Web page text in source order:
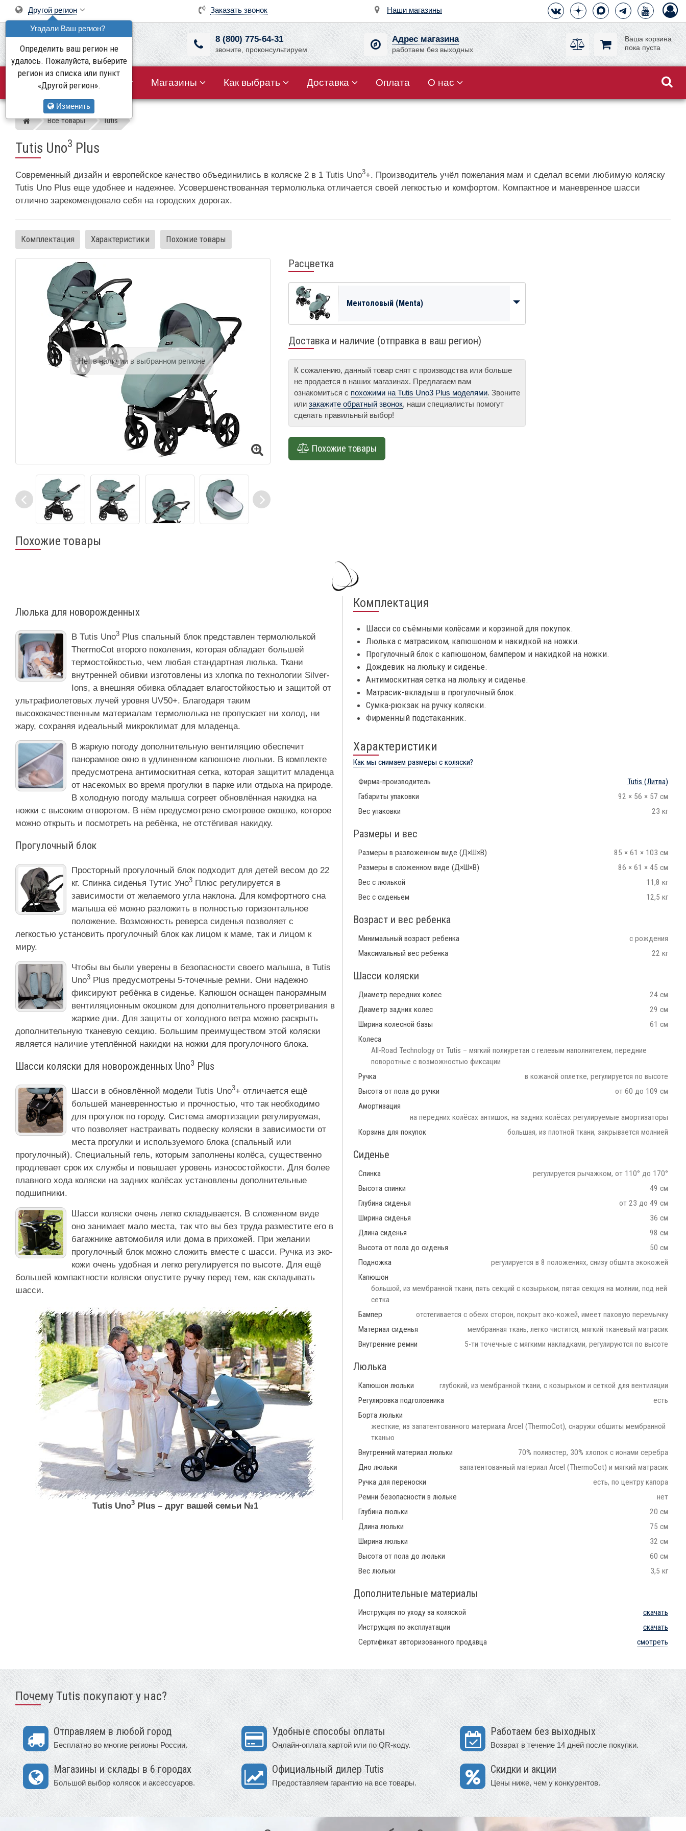
Заказать звонок Наши магазины
Другой регион
Угадали Ваш регион?
Определить ваш регион не
удалось. Пожалуйста, выберите
регион из списка или пункт
«Другой регион».
Изменить
8 (800) 775-64-31
звоните, проконсультируем
Адрес магазина
работаем без выходных
Ваша корзина
пока пуста
Все товары Акции Магазины Как выбрать Доставка Оплата О нас
Магазин детских колясок
Все товары Tutis
Tutis Uno3 Plus
Современный дизайн и европейское качество объединились в коляске 2 в 1 Tutis Uno3+. Производитель учёл пожелания мам и сделал всеми любимую коляску
Tutis Uno Plus еще удобнее и надежнее. Усовершенствованная термолюлька отличается своей легкостью и комфортом. Компактное и маневренное шасси
отлично зарекомендовало себя на городских дорогах.
Комплектация Характеристики Похожие товары
Расцветка
Ментоловый (Menta)
Доставка и наличие (отправка в ваш регион)
К сожалению, данный товар снят с производства или больше
не продается в наших магазинах. Предлагаем вам
ознакомиться с похожими на Tutis Uno3 Plus моделями. Звоните
или закажите обратный звонок, наши специалисты помогут
сделать правильный выбор!
Похожие товары
Похожие товары
Люлька для новорожденных
В Tutis Uno3 Plus спальный блок представлен термолюлькой
ThermoCot второго поколения, которая обладает большей
термостойкостью, чем любая стандартная люлька. Ткани
внутренней обивки изготовлены из хлопка по технологии Silver-
Ions, а внешняя обивка обладает влагостойкостью и защитой от
ультрафиолетовых лучей уровня UV50+. Благодаря таким
высококачественным материалам термолюлька не пропускает ни холод, ни
жару, сохраняя идеальный микроклимат для младенца.
В жаркую погоду дополнительную вентиляцию обеспечит
панорамное окно в удлиненном капюшоне люльки. В комплекте
предусмотрена антимоскитная сетка, которая защитит младенца
от насекомых во время прогулки в парке или отдыха на природе.
В холодную погоду малыша согреет обновлённая накидка на
ножки с высоким отворотом. В нём предусмотрено смотровое окошко, которое
можно открыть и посмотреть на ребёнка, не отстёгивая накидку.
Прогулочный блок
Просторный прогулочный блок подходит для детей весом до 22
кг. Спинка сиденья Тутис Уно3 Плюс регулируется в
зависимости от желаемого угла наклона. Для комфортного сна
малыша её можно разложить в полностью горизонтальное
положение. Возможность реверса сиденья позволяет с
легкостью установить прогулочный блок как лицом к маме, так и лицом к
миру.
Чтобы вы были уверены в безопасности своего малыша, в Tutis
Uno3 Plus предусмотрены 5-точечные ремни. Они надежно
фиксируют ребёнка в сиденье. Капюшон оснащен панорамным
вентиляционным окошком для дополнительного проветривания в
жаркие дни. Для защиты от холодного ветра можно раскрыть
дополнительную тканевую секцию. Большим преимуществом этой коляски
является наличие утеплённой накидки на ножки для прогулочного блока.
Шасси коляски для новорожденных Uno3 Plus
Шасси в обновлённой модели Tutis Uno3+ отличается ещё
большей маневренностью и прочностью, что так необходимо
для прогулок по городу. Система амортизации регулируемая,
что позволяет настраивать подвеску коляски в зависимости от
места прогулки и используемого блока (спальный или
прогулочный). Специальный гель, которым заполнены колёса, существенно
продлевает срок их службы и повышает уровень износостойкости. Для более
плавного хода коляски на задних колёсах установлены дополнительные
подшипники.
Шасси коляски очень легко складывается. В сложенном виде
оно занимает мало места, так что вы без труда разместите его в
багажнике автомобиля или дома в прихожей. При желании
прогулочный блок можно сложить вместе с шасси. Ручка из эко-
кожи очень удобная и легко регулируется по высоте. Для ещё
большей компактности коляски опустите ручку перед тем, как складывать
шасси.
Tutis Uno3Plus – друг вашей семьи №1
Комплектация
Шасси со съёмными колёсами и корзиной для покупок.
Люлька с матрасиком, капюшоном и накидкой на ножки.
Прогулочный блок с капюшоном, бампером и накидкой на ножки.
Дождевик на люльку и сиденье.
Антимоскитная сетка на люльку и сиденье.
Матрасик-вкладыш в прогулочный блок.
Сумка-рюкзак на ручку коляски.
Фирменный подстаканник.
Характеристики
Как мы снимаем размеры с коляски?
Фирма-производитель Tutis (Литва)
Габариты упаковки
92 × 56 × 57 см
Вес упаковки
23 кг
Размеры и вес
Размеры в разложенном виде (Д×Ш×В)
85 × 61 × 103 см
Размеры в сложенном виде (Д×Ш×В)
86 × 61 × 45 см
Вес с люлькой
11,8 кг
Вес с сиденьем
12,5 кг
Возраст и вес ребенка
Минимальный возраст ребенка
с рождения
Максимальный вес ребенка
22 кг
Шасси коляски
Диаметр передних колес
24 см
Диаметр задних колес
29 см
Ширина колесной базы
61 см
Колеса
All-Road Technology от Tutis – мягкий полиуретан с гелевым наполнителем, передние
поворотные с возможностью фиксации
Ручка
в кожаной оплетке, регулируется по высоте
Высота от пола до ручки
от 60 до 109 см
Амортизация
на передних колёсах антишок, на задних колёсах регулируемые амортизаторы
Корзина для покупок
большая, из плотной ткани, закрывается молнией
Сиденье
Спинка
регулируется рычажком, от 110° до 170°
Высота спинки
49 см
Глубина сиденья
от 23 до 49 см
Ширина сиденья
36 см
Длина сиденья
98 см
Высота от пола до сиденья
50 см
Подножка
регулируется в 8 положениях, снизу обшита экокожей
Капюшон
большой, из мембранной ткани, пять секций с козырьком, пятая секция на молнии, под ней
сетка
Бампер
отстегивается с обеих сторон, покрыт эко-кожей, имеет паховую перемычку
Материал сиденья
мембранная ткань, легко чистится, мягкий тканевый матрасик
Внутренние ремни
5-ти точечные с мягкими накладками, регулируются по высоте
Люлька
Капюшон люльки
глубокий, из мембранной ткани, с козырьком и сеткой для вентиляции
Регулировка подголовника
есть
Борта люльки
жесткие, из запатентованного материала Arcel (ThermoCot), снаружи обшиты мембранной
тканью
Внутренний материал люльки
70% полиэстер, 30% хлопок с ионами серебра
Дно люльки
запатентованный материал Arcel (ThermoCot) и мягкий матрасик
Ручка для переноски
есть, по центру капора
Ремни безопасности в люльке
нет
Глубина люльки
20 см
Длина люльки
75 см
Ширина люльки
32 см
Высота от пола до люльки
60 см
Вес люльки
3,5 кг
Дополнительные материалы
Инструкция по уходу за коляской
скачать
Инструкция по эксплуатации
скачать
Сертификат авторизованного продавца
смотреть
Почему Tutis покупают у нас?
Отправляем в любой город
Бесплатно во многие регионы России.
Удобные способы оплаты
Онлайн-оплата картой или по QR-коду.
Работаем без выходных
Возврат в течение 14 дней после покупки.
Магазины и склады в 6 городах
Большой выбор колясок и аксессуаров.
Официальный дилер Tutis
Предоставляем гарантию на все товары.
Скидки и акции
Цены ниже, чем у конкурентов.